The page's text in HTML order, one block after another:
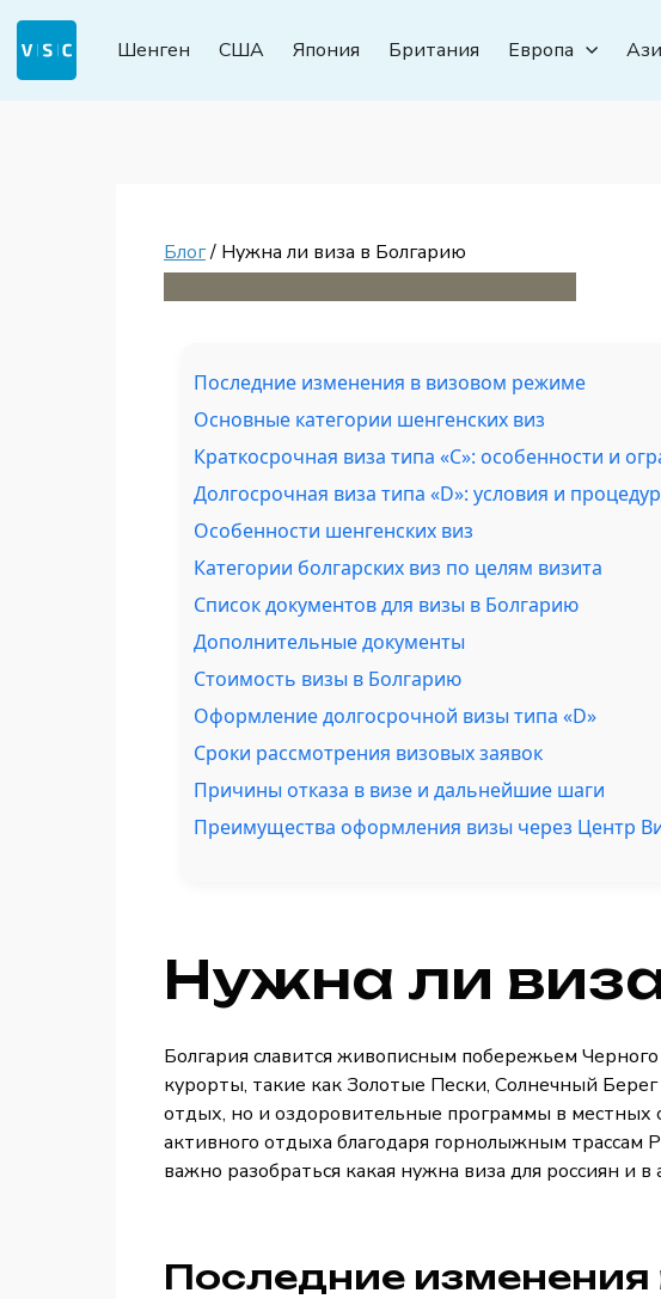
Шенген США Япония Британия Европа
Блог/ Нужна ли виза в Болгарию
Последние изменения в визовом режиме
Основные категории шенгенских виз
Краткосрочная виза типа «C»: особенности и
Долгосрочная виза типа «D»: условия и
Особенности шенгенских виз
Категории болгарских виз по целям визита
Список документов для визы в Болгарию
Дополнительные документы
Стоимость визы в Болгарию
Оформление долгосрочной визы типа «D»
Сроки рассмотрения визовых заявок
Причины отказа в визе и дальнейшие шаги
Преимущества оформления визы через Центр
Нужна ли
Болгария славится живописным побережьем
курорты, такие как Золотые Пески, Солнечный
отдых, но и оздоровительные программы в местных
активного отдыха благодаря горнолыжным трассам
важно разобраться какая нужна виза для россиян и
Последние